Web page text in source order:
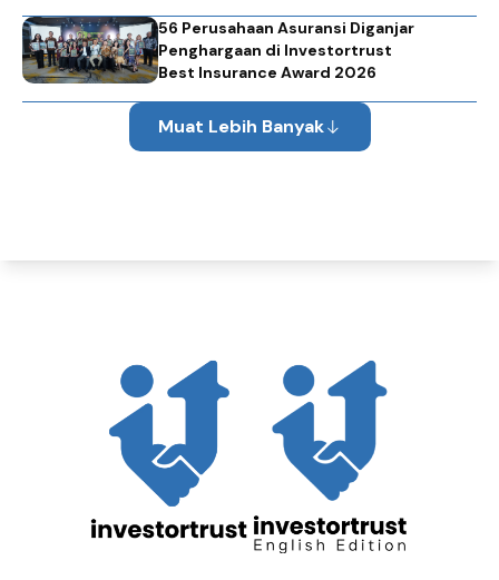
56 Perusahaan Asuransi Diganjar
Penghargaan di Investortrust
Best Insurance Award 2026
Muat Lebih Banyak